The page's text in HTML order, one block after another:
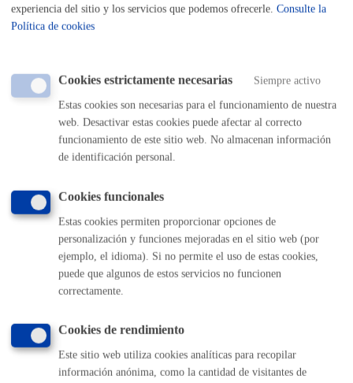
Insalubridad y control sanitario
Medio ambiente y sostenibilidad
Salud pública
Comunícate con el Ayuntamiento de Donostia / San
Sebastián
(gratuito desde Donostia / San Sebastián)
Buzón de la ciudadanía
Informar de un error en la web
experiencia del sitio y los servicios que podemos ofrecerle. Consulte la
Política de cookies
Cookies estrictamente necesarias Siempre activo
Estas cookies son necesarias para el funcionamiento de nuestra
web. Desactivar estas cookies puede afectar al correcto
funcionamiento de este sitio web. No almacenan información
de identificación personal.
Cookies funcionales
Estas cookies permiten proporcionar opciones de
personalización y funciones mejoradas en el sitio web (por
ejemplo, el idioma). Si no permite el uso de estas cookies,
puede que algunos de estos servicios no funcionen
correctamente.
Cookies de rendimiento
Este sitio web utiliza cookies analíticas para recopilar
información anónima, como la cantidad de visitantes de